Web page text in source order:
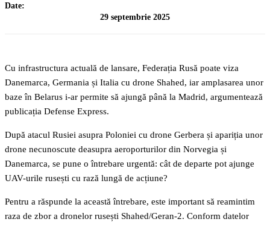
Date:
29 septembrie 2025
Cu infrastructura actuală de lansare, Federația Rusă poate viza
Danemarca, Germania și Italia cu drone Shahed, iar amplasarea unor
baze în Belarus i-ar permite să ajungă până la Madrid, argumentează
publicația Defense Express.
După atacul Rusiei asupra Poloniei cu drone Gerbera și apariția unor
drone necunoscute deasupra aeroporturilor din Norvegia și
Danemarca, se pune o întrebare urgentă: cât de departe pot ajunge
UAV-urile rusești cu rază lungă de acțiune?
Pentru a răspunde la această întrebare, este important să reamintim
raza de zbor a dronelor rusești Shahed/Geran-2. Conform datelor